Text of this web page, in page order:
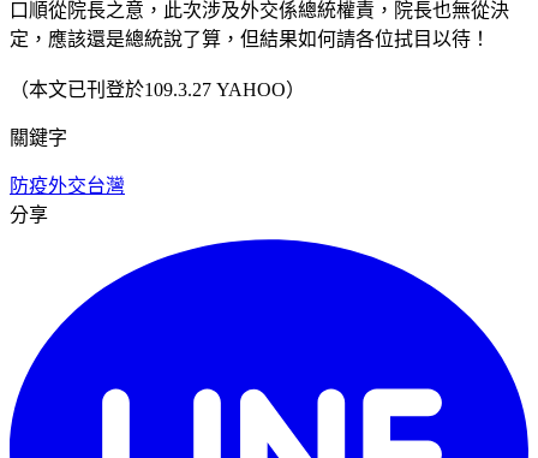
口順從院長之意，此次涉及外交係總統權責，院長也無從決
定，應該還是總統說了算，但結果如何請各位拭目以待！
（本文已刊登於109.3.27 YAHOO）
關鍵字
防疫外交台灣
分享